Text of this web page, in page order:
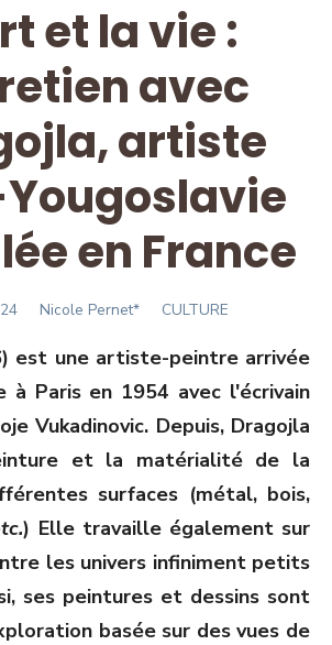
et la vie :
avec
artiste
en France
Author
Nicole Pernet* CULTURE
est une artiste-peintre arrivée
à Paris en 1954 avec l'écrivain
Vukadinovic. Depuis, Dragojla
et la matérialité de la
surfaces (métal, bois,
) Elle travaille également sur
les univers infiniment petits
ses peintures et dessins sont
basée sur des vues de